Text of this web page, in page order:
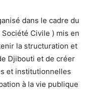
dans le cadre du
Société Civile ) mis en
la structuration et
Djibouti et de créer
et institutionnelles
à la vie publique